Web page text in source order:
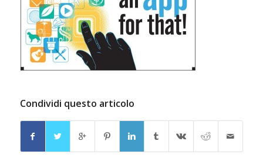
Condividi questo articolo